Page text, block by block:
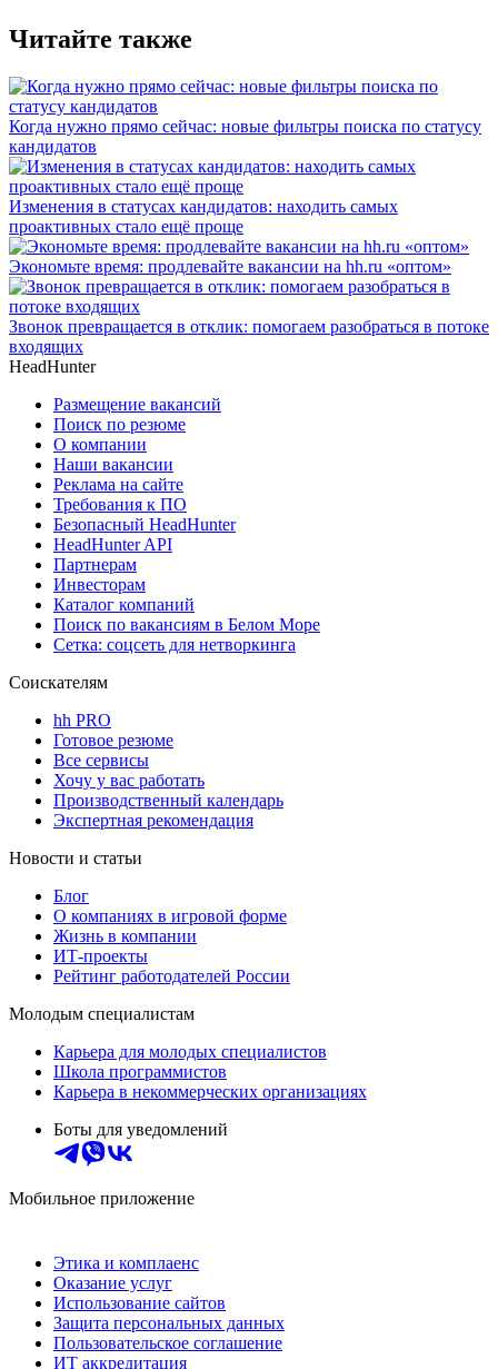
Читайте также
Когда нужно прямо сейчас: новые фильтры поиска по статусу
кандидатов
Изменения в статусах кандидатов: находить самых
проактивных стало ещё проще
Экономьте время: продлевайте вакансии на hh.ru «оптом»
Звонок превращается в отклик: помогаем разобраться в потоке
входящих
HeadHunter
Размещение вакансий
Поиск по резюме
О компании
Наши вакансии
Реклама на сайте
Требования к ПО
Безопасный HeadHunter
HeadHunter API
Партнерам
Инвесторам
Каталог компаний
Поиск по вакансиям в Белом Море
Сетка: соцсеть для нетворкинга
Соискателям
hh PRO
Готовое резюме
Все сервисы
Хочу у вас работать
Производственный календарь
Экспертная рекомендация
Новости и статьи
Блог
О компаниях в игровой форме
Жизнь в компании
ИТ-проекты
Рейтинг работодателей России
Молодым специалистам
Карьера для молодых специалистов
Школа программистов
Карьера в некоммерческих организациях
Боты для уведомлений
Мобильное приложение
Этика и комплаенс
Оказание услуг
Использование сайтов
Защита персональных данных
Пользовательское соглашение
ИТ аккредитация